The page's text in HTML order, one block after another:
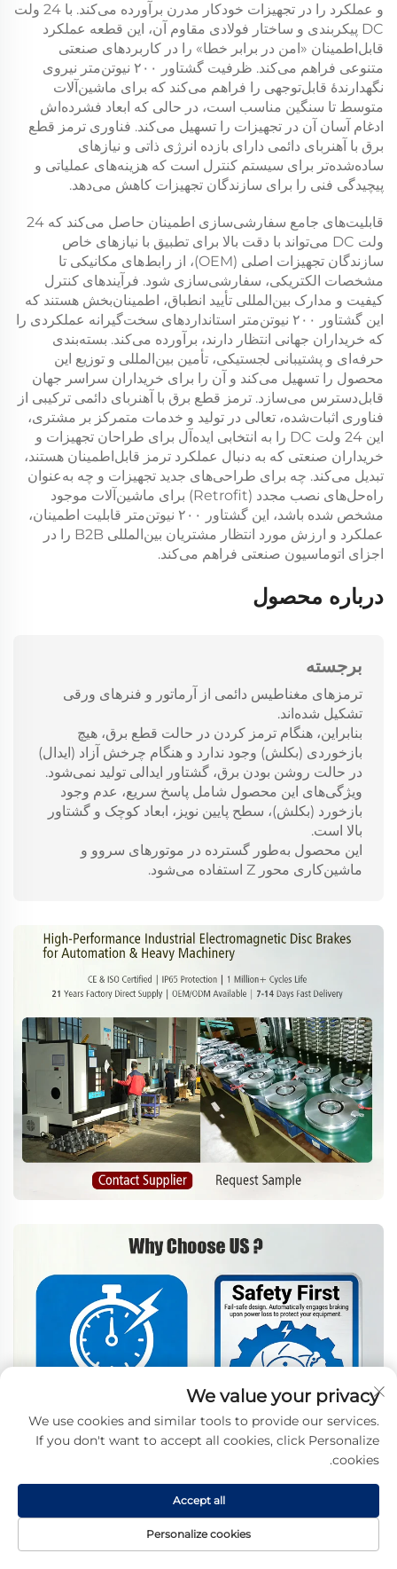
و عملکرد را در تجهیزات خودکار مدرن برآورده می‌کند. با
24 ولت
DC پیکربندی و ساختار فولادی مقاوم آن، این قطعه عملکرد
قابل‌اطمینان «امن در برابر خطا» را در کاربردهای صنعتی
متنوعی فراهم می‌کند. ظرفیت گشتاور ۲۰۰ نیوتن‌متر
نیروی
نگهدارندهٔ قابل‌توجهی را فراهم می‌کند که برای ماشین‌آلات
متوسط تا سنگین مناسب است، در حالی که ابعاد فشرده‌اش
ادغام آسان آن در تجهیزات را تسهیل می‌کند. فناوری ترمز قطع
برق با آهنربای دائمی دارای بازده انرژی ذاتی و نیازهای
ساده‌شده‌تر برای سیستم کنترل است که هزینه‌های عملیاتی و
پیچیدگی فنی را برای سازندگان تجهیزات کاهش می‌دهد.
قابلیت‌های جامع سفارشی‌سازی اطمینان حاصل می‌کند که 24
ولت DC
می‌تواند با دقت بالا برای تطبیق با نیازهای خاص
سازندگان تجهیزات اصلی (OEM)، از رابط‌های مکانیکی تا
مشخصات الکتریکی، سفارشی‌سازی شود. فرآیندهای کنترل
کیفیت و مدارک بین‌المللی تأیید انطباق، اطمینان‌بخش هستند که
این گشتاور ۲۰۰ نیوتن‌متر
استانداردهای سخت‌گیرانه عملکردی را
که خریداران جهانی انتظار دارند، برآورده می‌کند. بسته‌بندی
حرفه‌ای و پشتیبانی لجستیکی، تأمین بین‌المللی و توزیع این
محصول را تسهیل می‌کند و آن را برای خریداران سراسر جهان
قابل‌دسترس می‌سازد. ترمز قطع برق با آهنربای دائمی ترکیبی از
فناوری اثبات‌شده، تعالی در تولید و خدمات متمرکز بر مشتری،
این 24 ولت DC
را به انتخابی ایده‌آل برای طراحان تجهیزات و
خریداران صنعتی که به دنبال عملکرد ترمز قابل‌اطمینان هستند،
تبدیل می‌کند. چه برای طراحی‌های جدید تجهیزات و چه به‌عنوان
راه‌حل‌های نصب مجدد (Retrofit) برای ماشین‌آلات موجود
مشخص شده باشد، این گشتاور ۲۰۰ نیوتن‌متر
قابلیت اطمینان،
عملکرد و ارزش مورد انتظار مشتریان بین‌المللی B2B را در
اجزای اتوماسیون صنعتی فراهم می‌کند.
درباره محصول
برجسته
ترمزهای مغناطیس دائمی از آرماتور و فنرهای ورقی
تشکیل شده‌اند.
بنابراین، هنگام ترمز کردن در حالت قطع برق، هیچ
بازخوردی (بکلش) وجود ندارد و هنگام چرخش آزاد (ایدال)
در حالت روشن بودن برق، گشتاور ایدالی تولید نمی‌شود.
ویژگی‌های این محصول شامل پاسخ سریع، عدم وجود
بازخورد (بکلش)، سطح پایین نویز، ابعاد کوچک و گشتاور
بالا است.
این محصول به‌طور گسترده در موتورهای سروو و
ماشین‌کاری محور Z استفاده می‌شود.
صفحه اصلی محصول درباره تماس
We value your privacy
We use cookies and similar tools to provide our services.
If you don't want to accept all cookies, click Personalize
cookies.
Personalize cookies
Accept all